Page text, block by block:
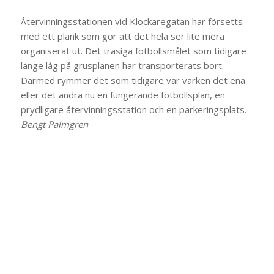
Återvinningsstationen vid Klockaregatan har försetts
med ett plank som gör att det hela ser lite mera
organiserat ut. Det trasiga fotbollsmålet som tidigare
länge låg på grusplanen har transporterats bort.
Därmed rymmer det som tidigare var varken det ena
eller det andra nu en fungerande fotbollsplan, en
prydligare återvinningsstation och en parkeringsplats.
Bengt Palmgren